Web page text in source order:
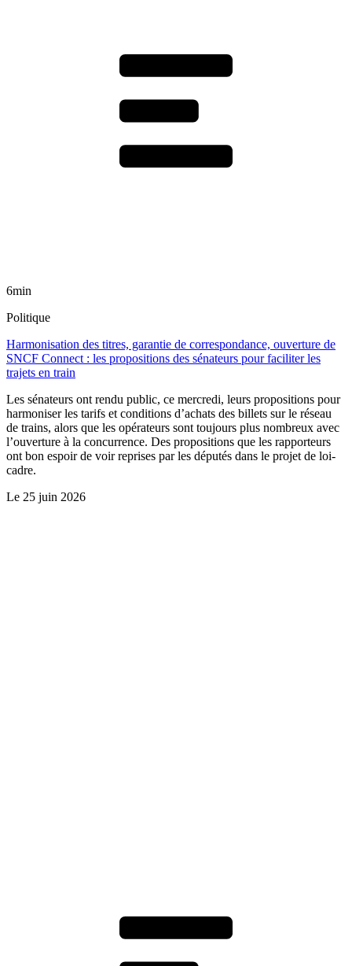
6min
Politique
Harmonisation des titres, garantie de correspondance, ouverture de
SNCF Connect : les propositions des sénateurs pour faciliter les
trajets en train
Les sénateurs ont rendu public, ce mercredi, leurs propositions pour
harmoniser les tarifs et conditions d’achats des billets sur le réseau
de trains, alors que les opérateurs sont toujours plus nombreux avec
l’ouverture à la concurrence. Des propositions que les rapporteurs
ont bon espoir de voir reprises par les députés dans le projet de loi-
cadre.
Le 25 juin 2026